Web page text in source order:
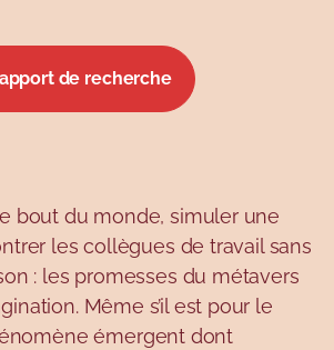
de recherche
bout du monde, simuler une
les collègues de travail sans
: les promesses du métavers
Même s’il est pour le
émergent dont